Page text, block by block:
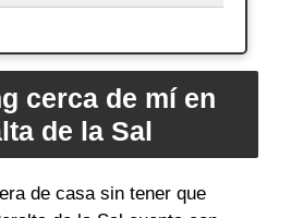
cerca de mí en
de la Sal
de casa sin tener que